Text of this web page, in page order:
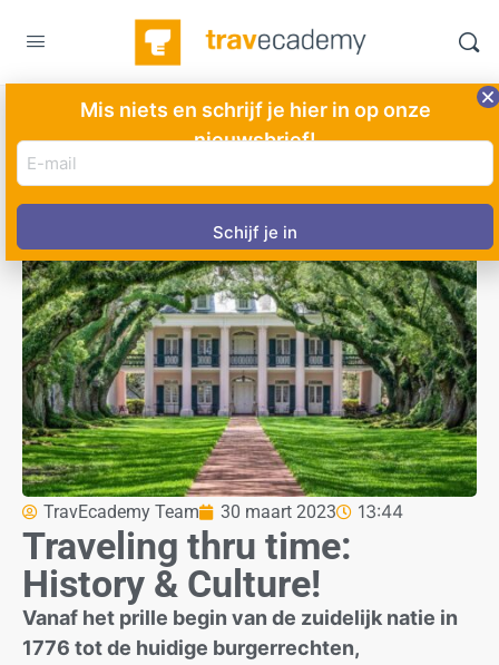
TravEcademy Team 30 maart 2023 13:44
Traveling thru time:
History & Culture!
Vanaf het prille begin van de zuidelijk natie in
1776 tot de huidige burgerrechten,
Mis niets en schrijf je hier in op onze
nieuwsbrief!
E-
mail
adres